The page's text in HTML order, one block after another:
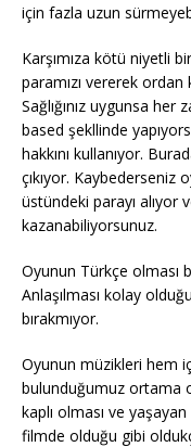
için fazla uzun
Karşımıza kötü niyetli
paramızı vererek
Sağlığınız uygunsa
based şekllinde
hakkını kullanıyor.
çıkıyor. Kaybederseniz
üstündeki parayı alıyor
kazanabiliyorsunuz.
Oyunun Türkçe olması
Anlaşılması kolay
bırakmıyor.
Oyunun müzikleri hem
bulunduğumuz ortama
kaplı olması ve
filmde olduğu gibi